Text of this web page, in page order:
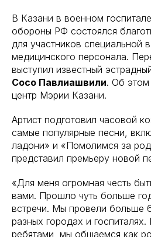
В Казани в военном
обороны РФ состоялся
для участников специальной
медицинского персонала.
выступил известный
Сосо Павлиашвили. Об
центр Мэрии Казани.
Артист подготовил часовой
самые популярные песни,
ладони» и «Помолимся за
представил премьеру новой
«Для меня огромная честь
вами. Прошло чуть больше
встречи. Мы провели больше
разных городах и
ребятами, мы общаемся как